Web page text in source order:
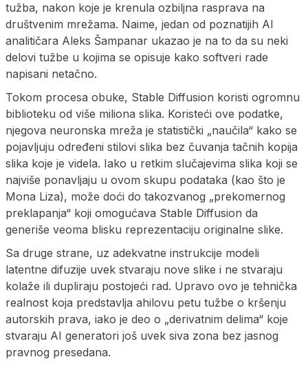
tužba, nakon koje je krenula ozbiljna rasprava na
društvenim mrežama. Naime, jedan od poznatijih AI
analitičara Aleks Šampanar ukazao je na to da su neki
delovi tužbe u kojima se opisuje kako softveri rade
napisani netačno.
Tokom procesa obuke, Stable Diffusion koristi ogromnu
biblioteku od više miliona slika. Koristeći ove podatke,
njegova neuronska mreža je statistički „naučila“ kako se
pojavljuju određeni stilovi slika bez čuvanja tačnih kopija
slika koje je videla. Iako u retkim slučajevima slika koji se
najviše ponavljaju u ovom skupu podataka (kao što je
Mona Liza), može doći do takozvanog „prekomernog
preklapanja“ koji omogućava Stable Diffusion da
generiše veoma blisku reprezentaciju originalne slike.
Sa druge strane, uz adekvatne instrukcije modeli
latentne difuzije uvek stvaraju nove slike i ne stvaraju
kolaže ili dupliraju postojeći rad. Upravo ovo je tehnička
realnost koja predstavlja ahilovu petu tužbe o kršenju
autorskih prava, iako je deo o „derivatnim delima“ koje
stvaraju AI generatori još uvek siva zona bez jasnog
pravnog presedana.